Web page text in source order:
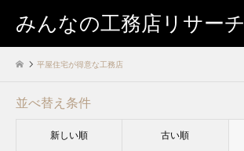
みんなの工務店リサーチ
平屋住宅が得意な工務店
並べ替え条件
新しい順 古い順